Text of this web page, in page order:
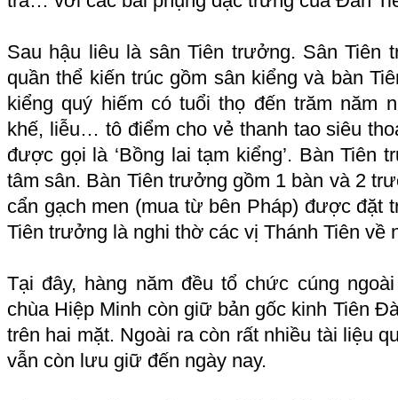
Sau hậu liêu là sân Tiên trưởng. Sân Tiên
quần thể kiến trúc gồm sân kiểng và bàn
kiểng quý hiếm có tuổi thọ đến trăm năm
khế, liễu… tô điểm cho vẻ thanh tao siêu
được gọi là ‘Bồng lai tạm kiểng’. Bàn Tiên
tâm sân. Bàn Tiên trưởng gồm 1 bàn và 2
cẩn gạch men (mua từ bên Pháp) được đặt
Tiên trưởng là nghi thờ các vị Thánh Tiên về
Tại đây, hàng năm đều tổ chức cúng
chùa Hiệp Minh còn giữ bản gốc kinh Tiên
trên hai mặt. Ngoài ra còn rất nhiều tài liệu
vẫn còn lưu giữ đến ngày nay.